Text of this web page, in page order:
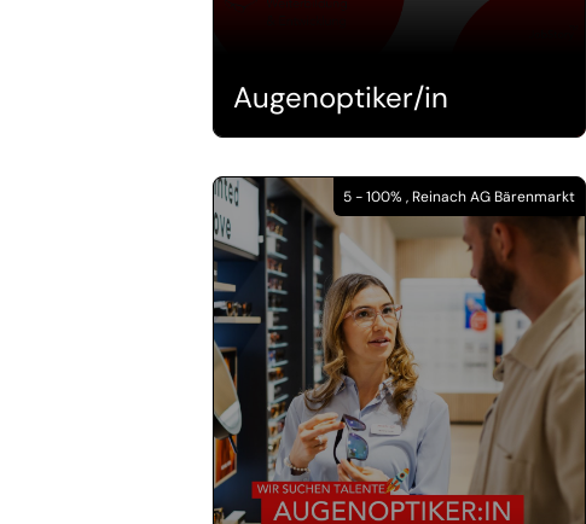
Augenoptiker/in
5 - 100% , Reinach AG Bärenmarkt